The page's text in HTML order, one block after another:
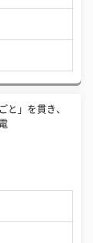
と」を貫き、